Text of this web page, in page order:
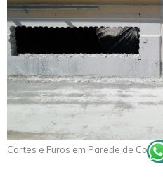
Cortes e Furos em Parede de